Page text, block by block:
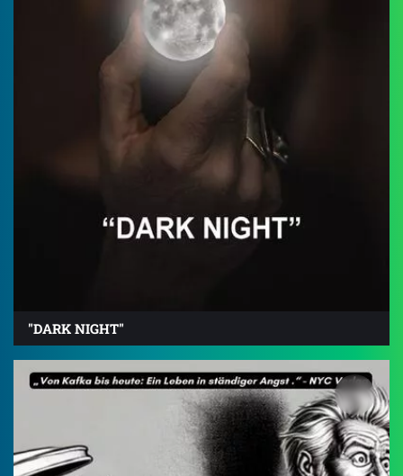
"DARK NIGHT"